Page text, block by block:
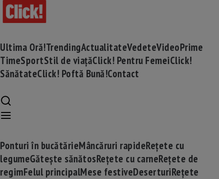
Ultima Oră!TrendingActualitateVedeteVideoPrime
TimeSportStil de viațăClick! Pentru FemeiClick!
SănătateClick! Poftă Bună!Contact
Ponturi în bucătărieMâncăruri rapideRețete cu
legumeGătește sănătosRețete cu carneRețete de
regimFelul principalMese festiveDeserturiRețete